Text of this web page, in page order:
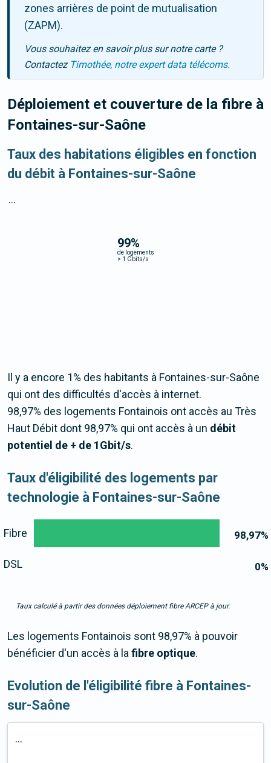
zones arrières de point de mutualisation
(ZAPM).
Vous souhaitez en savoir plus sur notre carte ?
Contactez Timothée, notre expert data télécoms.
Déploiement et couverture de la fibre à
Fontaines-sur-Saône
Taux des habitations éligibles en fonction
du débit à Fontaines-sur-Saône
99%
de logements
> 1 Gbits/s
...
Il y a encore 1% des habitants à Fontaines-sur-Saône
qui ont des difficultés d'accès à internet.
98,97% des logements Fontainois ont accès au Très
Haut Débit dont 98,97% qui ont accès à un débit
potentiel de + de 1Gbit/s.
Taux d'éligibilité des logements par
technologie à Fontaines-sur-Saône
98,97%
0%
Fibre
DSL
Taux calculé à partir des données déploiement fibre ARCEP à jour.
Les logements Fontainois sont 98,97% à pouvoir
bénéficier d'un accès à lafibre optique.
Evolution de l'éligibilité fibre à Fontaines-
sur-Saône
...